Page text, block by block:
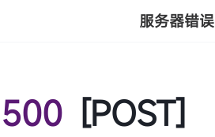
服务器错误
500 [POST]